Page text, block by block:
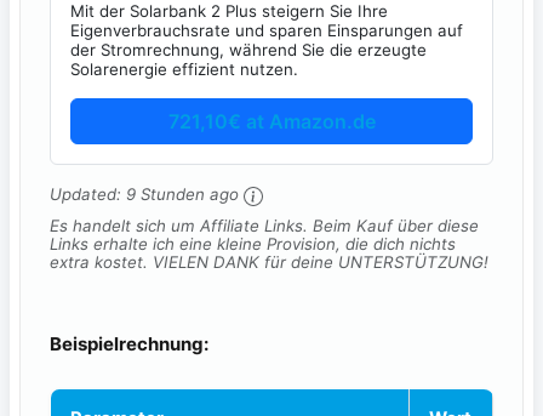
Mit der Solarbank 2 Plus steigern Sie Ihre
Eigenverbrauchsrate und sparen Einsparungen auf
der Stromrechnung, während Sie die erzeugte
Solarenergie effizient nutzen.
721,10€ at Amazon.de
Updated: 9 Stunden ago
Es handelt sich um Affiliate Links. Beim Kauf über diese
Links erhalte ich eine kleine Provision, die dich nichts
extra kostet. VIELEN DANK für deine UNTERSTÜTZUNG!
Beispielrechnung: